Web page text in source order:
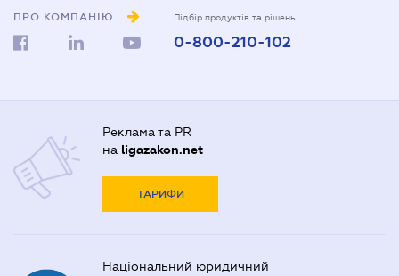
ПРО КОМПАНІЮ Підбір продуктів та рішень
0-800-210-102
Реклама та PR
на ligazakon.net
ТАРИФИ
Національний юридичний